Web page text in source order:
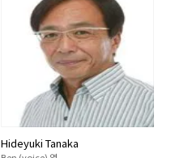
Hideyuki Tanaka